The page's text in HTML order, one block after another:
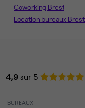
Coworking Brest
Location bureaux Brest
4,9 sur 5
BUREAUX